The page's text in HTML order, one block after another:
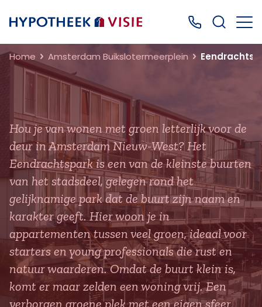
Terug naar home Bel ons: 0499
Home Amsterdam Buikslotermeerplein
Hou je van wonen met groen letterlijk voor de
deur in Amsterdam Nieuw-West? Het
Eendrachtspark is een van de kleinste buurten
van het stadsdeel, gelegen rond het
gelijknamige park dat de buurt zijn naam en
karakter geeft. Hier woon je in
appartementen tussen veel groen, ideaal voor
starters en young professionals die rust en
natuur waarderen. Omdat de buurt klein is,
komt er maar zelden een woning vrij. Een
verborgen groene plek met een eigen sfeer.